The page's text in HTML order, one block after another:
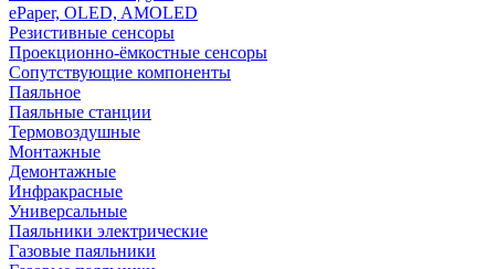
ePaper, OLED, AMOLED
Резистивные сенсоры
Проекционно-ёмкостные сенсоры
Сопутствующие компоненты
Паяльное
Паяльные станции
Термовоздушные
Монтажные
Демонтажные
Инфракрасные
Универсальные
Паяльники электрические
Газовые паяльники